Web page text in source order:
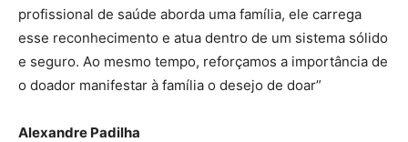
profissional de saúde aborda uma família, ele carrega
esse reconhecimento e atua dentro de um sistema sólido
e seguro. Ao mesmo tempo, reforçamos a importância de
o doador manifestar à família o desejo de doar”
Alexandre Padilha